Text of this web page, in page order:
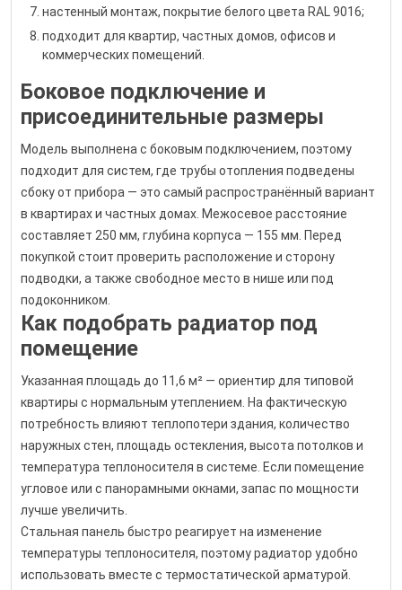
настенный монтаж, покрытие белого цвета RAL 9016;
подходит для квартир, частных домов, офисов и
коммерческих помещений.
Боковое подключение и
присоединительные размеры
Модель выполнена с боковым подключением, поэтому
подходит для систем, где трубы отопления подведены
сбоку от прибора — это самый распространённый вариант
в квартирах и частных домах. Межосевое расстояние
составляет 250 мм, глубина корпуса — 155 мм. Перед
покупкой стоит проверить расположение и сторону
подводки, а также свободное место в нише или под
подоконником.
Как подобрать радиатор под
помещение
Указанная площадь до 11,6 м² — ориентир для типовой
квартиры с нормальным утеплением. На фактическую
потребность влияют теплопотери здания, количество
наружных стен, площадь остекления, высота потолков и
температура теплоносителя в системе. Если помещение
угловое или с панорамными окнами, запас по мощности
лучше увеличить.
Стальная панель быстро реагирует на изменение
температуры теплоносителя, поэтому радиатор удобно
использовать вместе с термостатической арматурой.